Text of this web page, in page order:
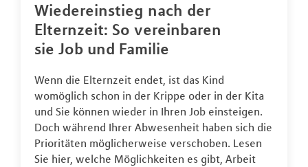
Wiedereinstieg nach der
Elternzeit: So vereinbaren
sie Job und Familie
Wenn die Elternzeit endet, ist das Kind
womöglich schon in der Krippe oder in der Kita
und Sie können wieder in Ihren Job einsteigen.
Doch während Ihrer Abwesenheit haben sich die
Prioritäten möglicherweise verschoben. Lesen
Sie hier, welche Möglichkeiten es gibt, Arbeit